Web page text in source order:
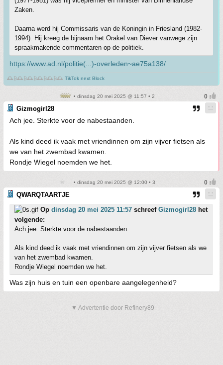
Zaken.
Daarna werd hij Commissaris van de Koningin in Friesland (1982-
1994). Hij kreeg de bijnaam het Orakel van Diever vanwege zijn
spraakmakende commentaren op de politiek.
https://www.ad.nl/politie(...)-overleden~ae75a138/
🕰️₿🕰️₿🕰️₿🕰️₿🕰️₿🕰️ TikTok next Block
• dinsdag 20 mei 2025 @ 11:57 • 2
Gizmogirl28
Ach jee. Sterkte voor de nabestaanden.
Als kind deed ik vaak met vriendinnen om zijn vijver fietsen als
we van het zwembad kwamen.
Rondje Wiegel noemden we het.
• dinsdag 20 mei 2025 @ 12:00 • 3
QWARQTAARTJE
Op dinsdag 20 mei 2025 11:57 schreef Gizmogirl28 het
volgende:
Ach jee. Sterkte voor de nabestaanden.
Als kind deed ik vaak met vriendinnen om zijn vijver fietsen als we
van het zwembad kwamen.
Rondje Wiegel noemden we het.
Was zijn huis en tuin een openbare aangelegenheid?
▼ Advertentie door Refinery89